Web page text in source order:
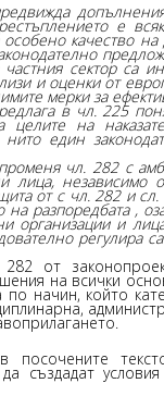
е
особено качество
частния сектор са
и оценки от
мерки за
в чл. 225
целите на
един
чл. 282 с
лица, независимо
от с чл. 282 и
разпоредбата ,
организации и
регулира
от
на всички
начин, който
посочените
създадат